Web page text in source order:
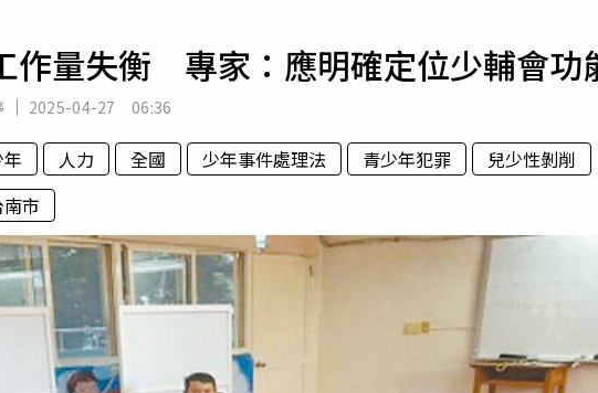
欄
勢力
運勢
梅酒
作量失衡 專家：應明確定位少輔會功
2025-04-27 06:36
人力 全國 少年事件處理法 青少年犯罪
兒少性剝削
南市